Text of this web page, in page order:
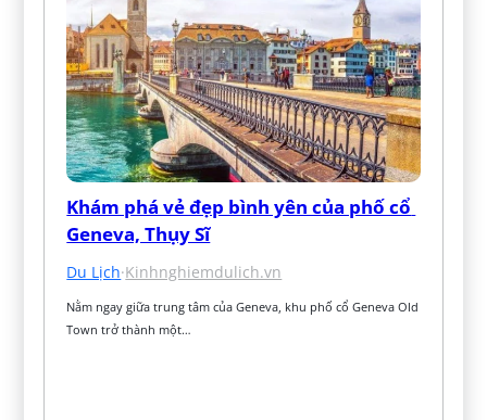
Khám phá vẻ đẹp bình yên của phố cổ
Geneva, Thụy Sĩ
Du Lịch·Kinhnghiemdulich.vn
Nằm ngay giữa trung tâm của Geneva, khu phố cổ Geneva Old
Town trở thành một…